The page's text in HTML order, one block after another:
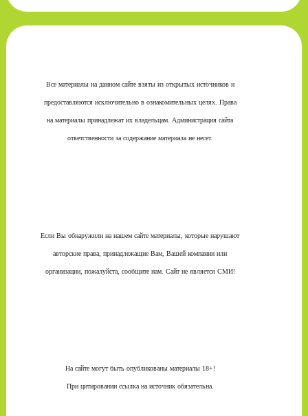
Все материалы на данном сайте взяты из открытых источников и
предоставляются исключительно в ознакомительных целях. Права
на материалы принадлежат их владельцам. Администрация сайта
ответственности за содержание материала не несет.
Если Вы обнаружили на нашем сайте материалы, которые нарушают
авторские права, принадлежащие Вам, Вашей компании или
организации, пожалуйста, сообщите нам. Сайт не является СМИ!
На сайте могут быть опубликованы материалы 18+!
При цитировании ссылка на источник обязательна.